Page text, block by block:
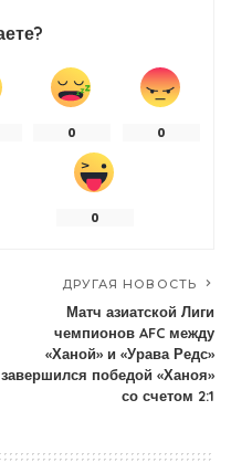
0 0
0
ДРУГАЯ НОВОСТЬ
Матч азиатской Лиги
чемпионов AFC между
«Ханой» и «Урава Редс»
завершился победой «Ханоя»
со счетом 2:1